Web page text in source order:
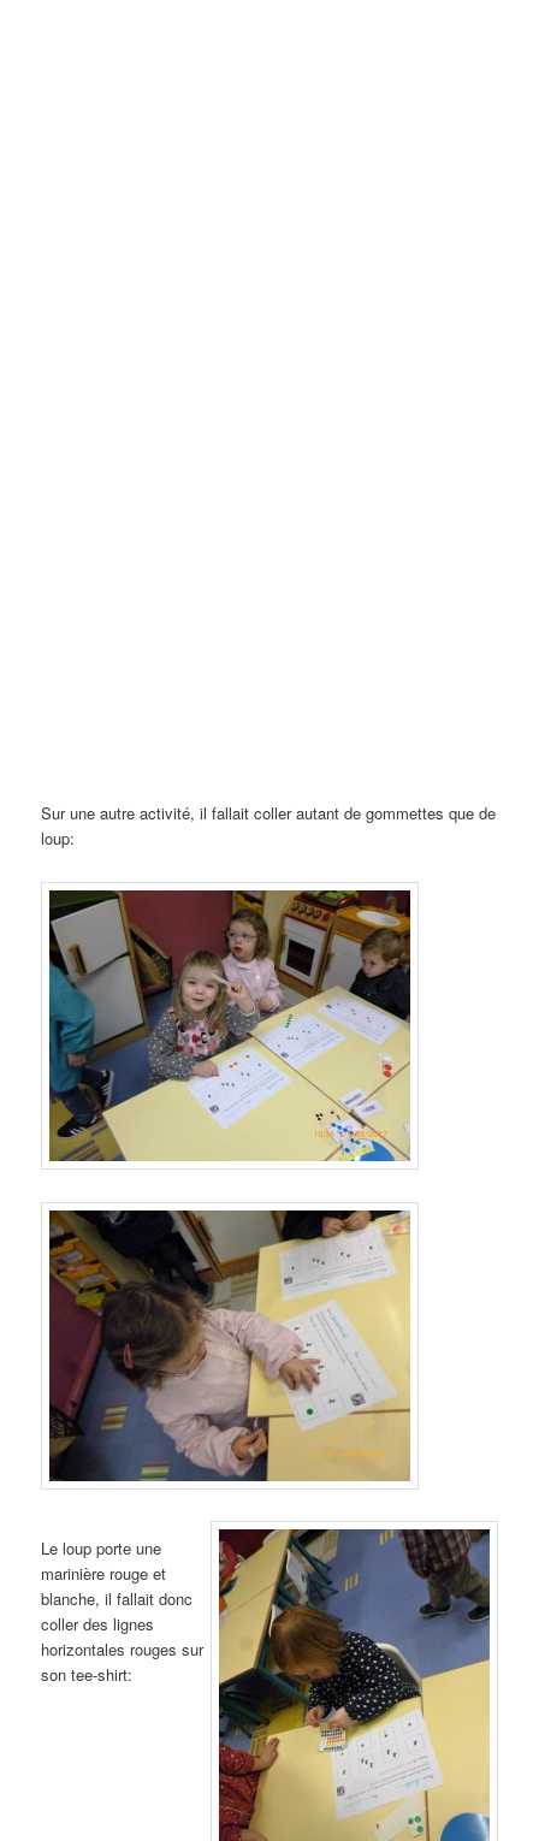
Sur une autre activité, il fallait coller autant de gommettes que de
loup:
Le loup porte une
marinière rouge et
blanche, il fallait donc
coller des lignes
horizontales rouges sur
son tee-shirt: